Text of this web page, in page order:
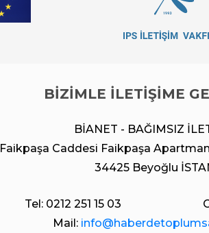
BİZİMLE İLETİŞİME
BİANET - BAĞIMSIZ
Faikpaşa Caddesi Faikpaşa
34425 Beyoğlu
Tel: 0212 251 15 03
Mail: